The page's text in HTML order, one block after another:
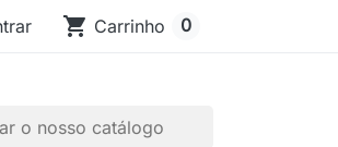
shopping_cart Carrinho 0